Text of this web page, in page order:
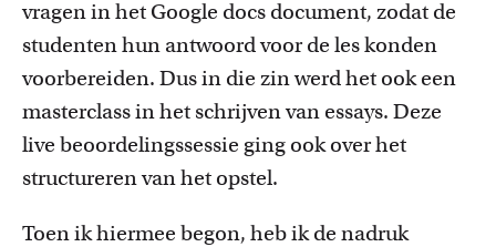
vragen in het Google docs document, zodat de
studenten hun antwoord voor de les konden
voorbereiden. Dus in die zin werd het ook een
masterclass in het schrijven van essays. Deze
live beoordelingssessie ging ook over het
structureren van het opstel.
Toen ikhiermee begon, heb ik de nadruk